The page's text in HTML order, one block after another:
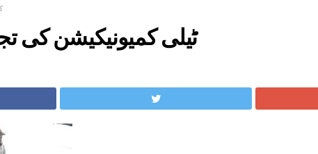
ٹیلی کمیونیکیشن کی